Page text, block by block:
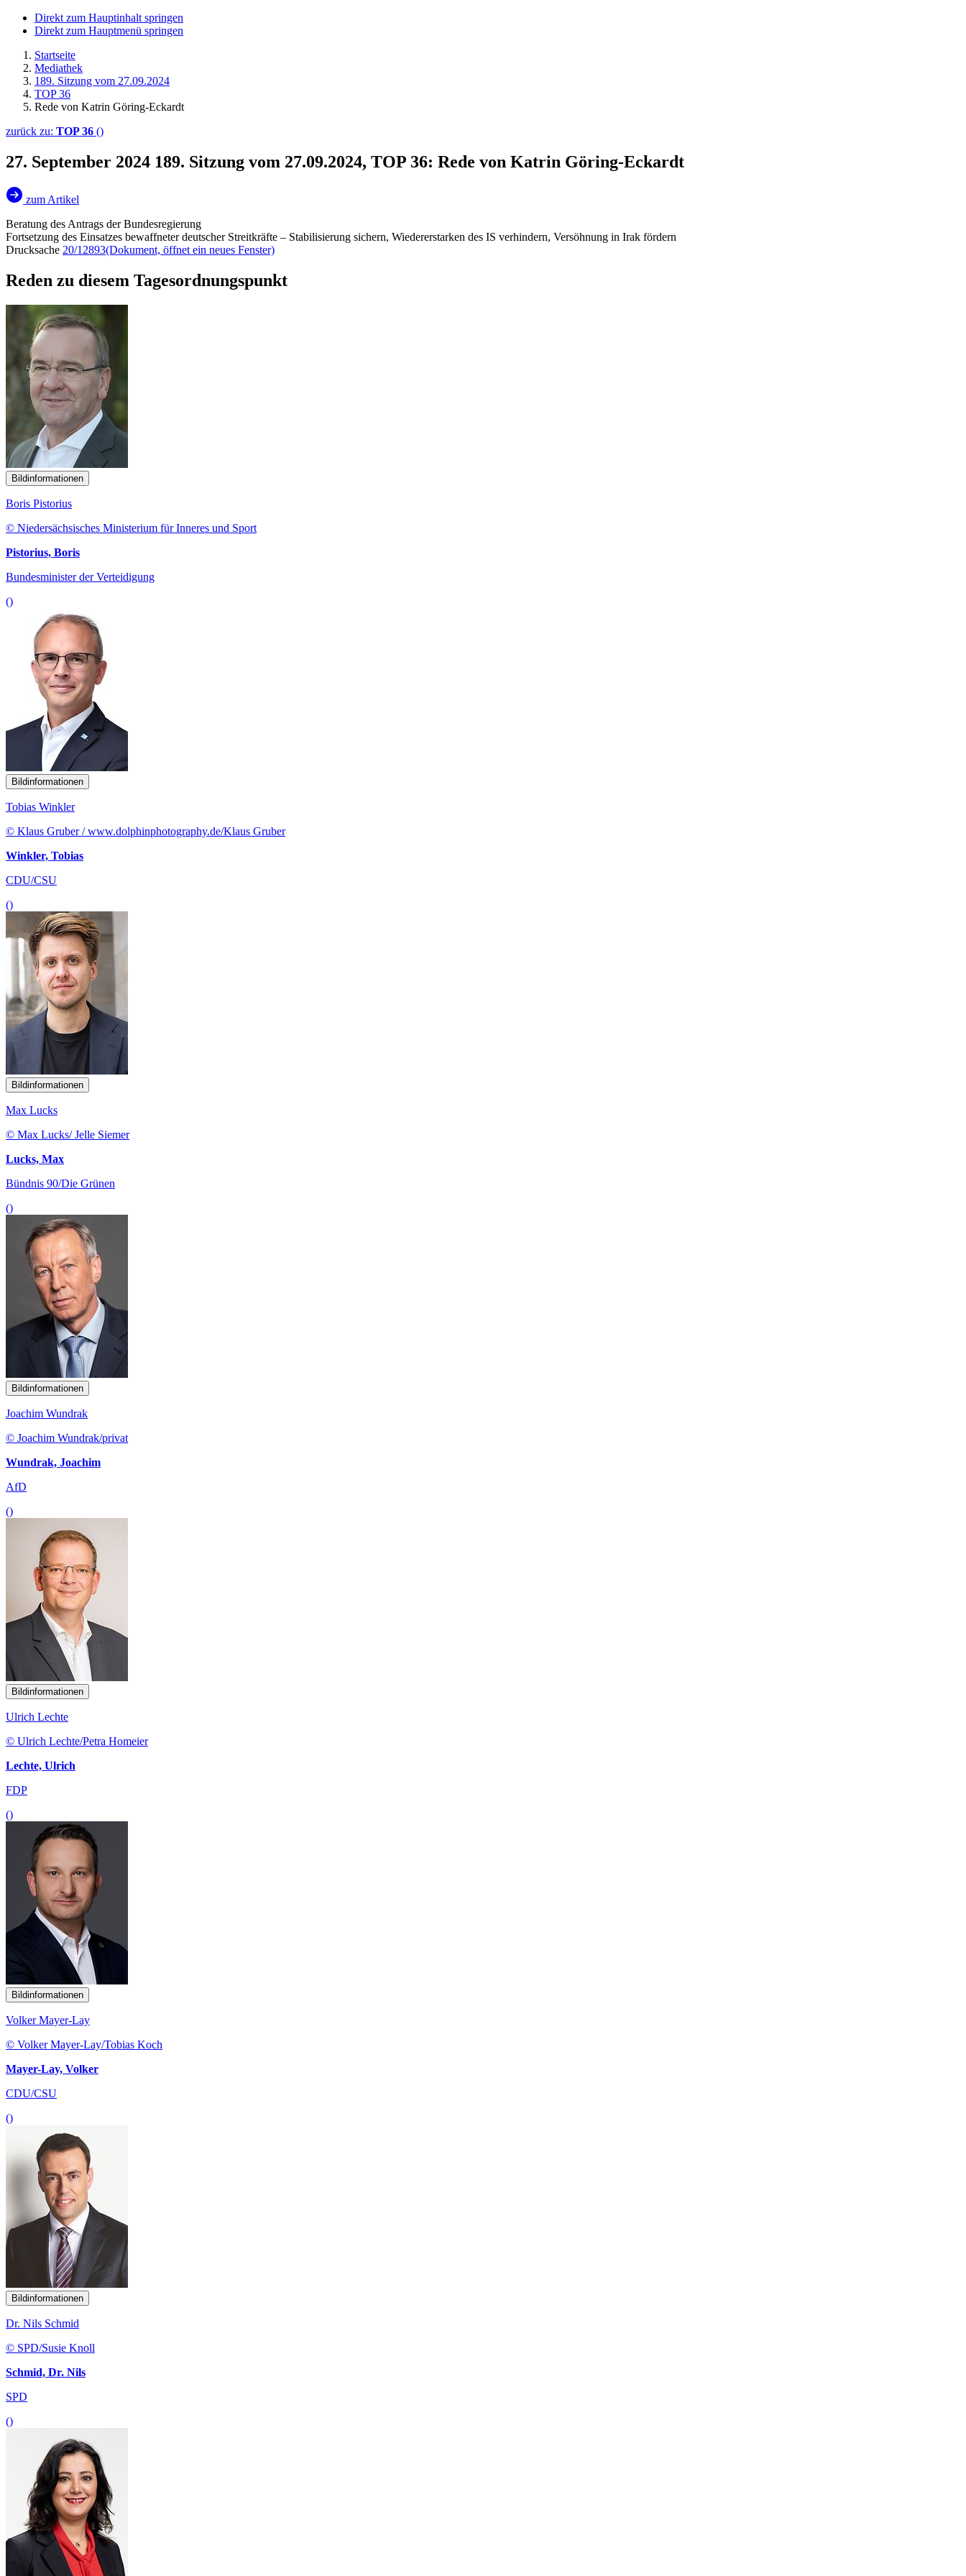
Direkt zum Hauptinhalt springen
Direkt zum Hauptmenü springen
Startseite
Mediathek
189. Sitzung vom 27.09.2024
TOP 36
Rede von Katrin Göring-Eckardt
zurück zu: TOP 36 ()
27. September 2024 189. Sitzung vom 27.09.2024, TOP 36: Rede von Katrin Göring-Eckardt
zum Artikel
Beratung des Antrags der Bundesregierung
Fortsetzung des Einsatzes bewaffneter deutscher Streitkräfte – Stabilisierung sichern, Wiedererstarken des IS verhindern, Versöhnung in Irak fördern
Drucksache 20/12893(Dokument, öffnet ein neues Fenster)
Reden zu diesem Tagesordnungspunkt
Bildinformationen
Boris Pistorius
© Niedersächsisches Ministerium für Inneres und Sport
Pistorius, Boris
Bundesminister der Verteidigung
()
Bildinformationen
Tobias Winkler
© Klaus Gruber / www.dolphinphotography.de/Klaus Gruber
Winkler, Tobias
CDU/CSU
()
Bildinformationen
Max Lucks
© Max Lucks/ Jelle Siemer
Lucks, Max
Bündnis 90/Die Grünen
()
Bildinformationen
Joachim Wundrak
© Joachim Wundrak/privat
Wundrak, Joachim
AfD
()
Bildinformationen
Ulrich Lechte
© Ulrich Lechte/Petra Homeier
Lechte, Ulrich
FDP
()
Bildinformationen
Volker Mayer-Lay
© Volker Mayer-Lay/Tobias Koch
Mayer-Lay, Volker
CDU/CSU
()
Bildinformationen
Dr. Nils Schmid
© SPD/Susie Knoll
Schmid, Dr. Nils
SPD
()